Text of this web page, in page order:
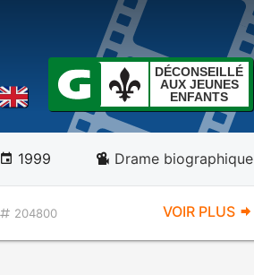
DÉCONSEILLÉ
AUX JEUNES
ENFANTS
1999 Drame biographique
204800 VOIR PLUS